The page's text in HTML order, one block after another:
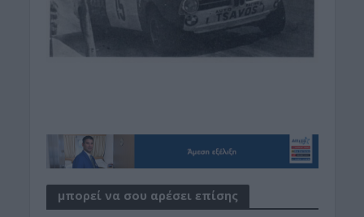
μπορεί να σου αρέσει επίσης